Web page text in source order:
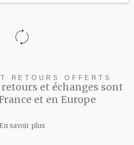
RETOURS OFFERTS
et échanges sont
et en Europe
En savoir plus